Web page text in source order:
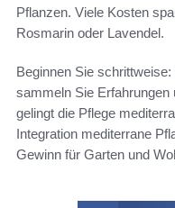
Pflanzen. Viele Kosten
Rosmarin oder Lavendel.
Beginnen Sie
sammeln Sie Erfahrungen
gelingt die Pflege
Integration mediterrane
Gewinn für Garten und